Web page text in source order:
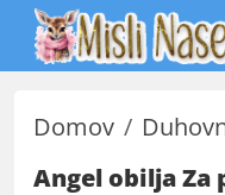
Domov
Angel obilja Za